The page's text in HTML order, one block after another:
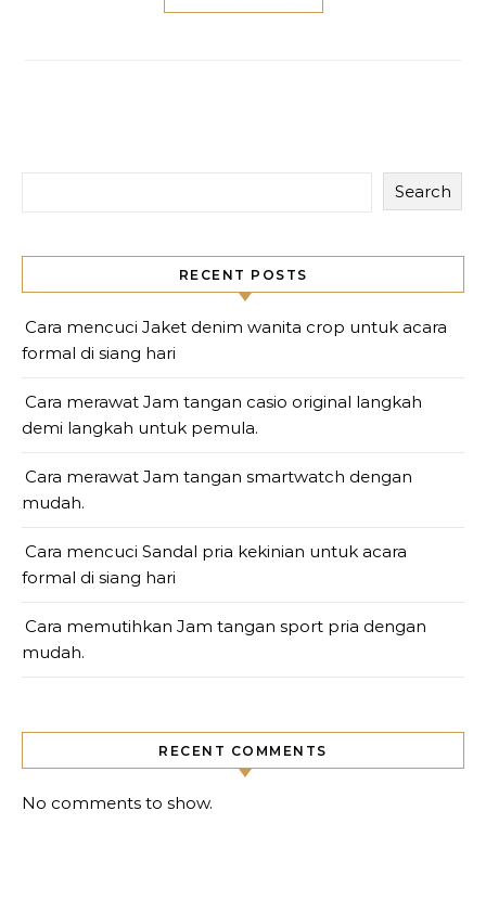
Search
RECENT POSTS
Cara mencuci Jaket denim wanita crop untuk acara
formal di siang hari
Cara merawat Jam tangan casio original langkah
demi langkah untuk pemula.
Cara merawat Jam tangan smartwatch dengan
mudah.
Cara mencuci Sandal pria kekinian untuk acara
formal di siang hari
Cara memutihkan Jam tangan sport pria dengan
mudah.
RECENT COMMENTS
No comments to show.